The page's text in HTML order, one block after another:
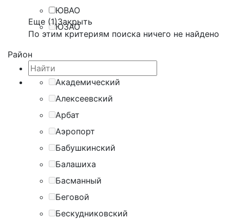
ЮВАО
ЮЗАО
Еще (1)Закрыть
По этим критериям поиска ничего не найдено
Район
Академический
Алексеевский
Арбат
Аэропорт
Бабушкинский
Балашиха
Басманный
Беговой
Бескудниковский